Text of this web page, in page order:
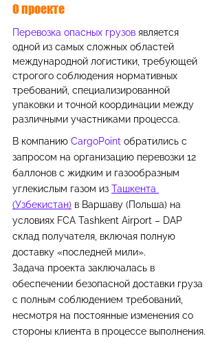
О проекте
Перевозка опасных грузов является
одной из самых сложных областей
международной логистики, требующей
строгого соблюдения нормативных
требований, специализированной
упаковки и точной координации между
различными участниками процесса.
В компанию CargoPoint обратились с
запросом на организацию перевозки 12
баллонов с жидким и газообразным
углекислым газом из Ташкента
(Узбекистан) в Варшаву (Польша) на
условиях FCA Tashkent Airport – DAP
склад получателя, включая полную
доставку «последней мили».
Задача проекта заключалась в
обеспечении безопасной доставки груза
с полным соблюдением требований,
несмотря на постоянные изменения со
стороны клиента в процессе выполнения.